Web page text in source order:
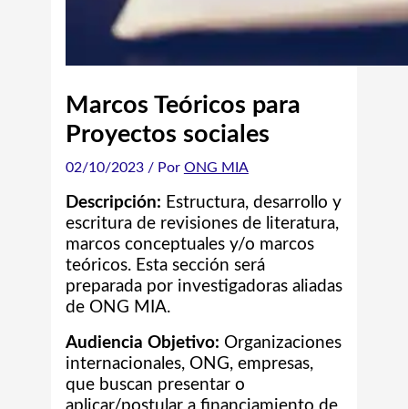
Marcos Teóricos para
Proyectos sociales
02/10/2023 / Por ONG MIA
Descripción: Estructura, desarrollo y
escritura de revisiones de literatura,
marcos conceptuales y/o marcos
teóricos. Esta sección será
preparada por investigadoras aliadas
de ONG MIA.
Audiencia Objetivo: Organizaciones
internacionales, ONG, empresas,
que buscan presentar o